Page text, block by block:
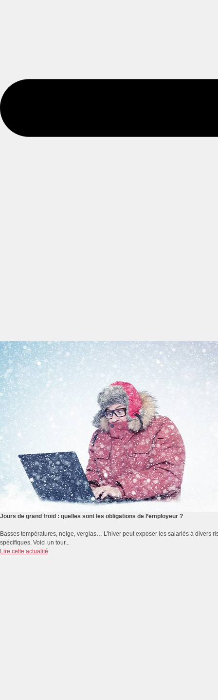
Jours de grand froid : quelles sont les obligations de l’employeur ?
Basses températures, neige, verglas… L’hiver peut exposer les salariés à divers
spécifiques. Voici un tour...
Lire cette actualité